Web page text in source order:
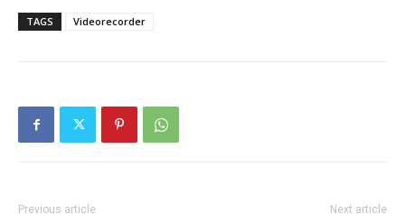
TAGS Videorecorder
Previous article Next article